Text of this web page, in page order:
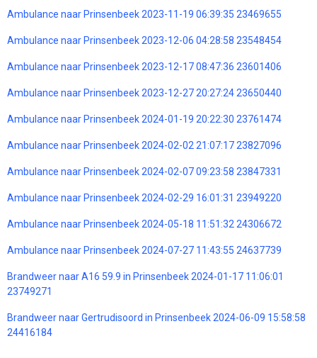
Ambulance naar Prinsenbeek 2023-11-19 06:39:35 23469655
Ambulance naar Prinsenbeek 2023-12-06 04:28:58 23548454
Ambulance naar Prinsenbeek 2023-12-17 08:47:36 23601406
Ambulance naar Prinsenbeek 2023-12-27 20:27:24 23650440
Ambulance naar Prinsenbeek 2024-01-19 20:22:30 23761474
Ambulance naar Prinsenbeek 2024-02-02 21:07:17 23827096
Ambulance naar Prinsenbeek 2024-02-07 09:23:58 23847331
Ambulance naar Prinsenbeek 2024-02-29 16:01:31 23949220
Ambulance naar Prinsenbeek 2024-05-18 11:51:32 24306672
Ambulance naar Prinsenbeek 2024-07-27 11:43:55 24637739
Brandweer naar A16 59.9 in Prinsenbeek 2024-01-17 11:06:01
23749271
Brandweer naar Gertrudisoord in Prinsenbeek 2024-06-09 15:58:58
24416184